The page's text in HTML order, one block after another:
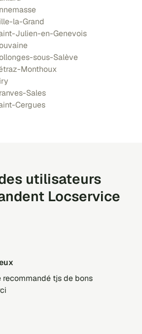
la-Grand
Julien-en-Genevois
sous-Salève
Monthoux
Sales
Cergues
utilisateurs
Locservice
recommandé tjs de bons